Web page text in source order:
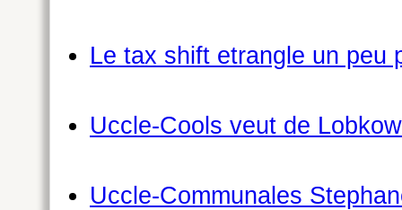
Le tax shift etrangle un peu
Uccle-Cools veut de
Uccle-Communales